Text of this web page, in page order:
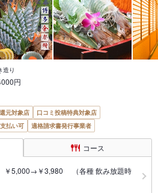
造り
円
元対象店
口コミ投稿特典対象店
払い可 適格請求書発行事業者
コース
￥3,980 （各種 飲み放題時